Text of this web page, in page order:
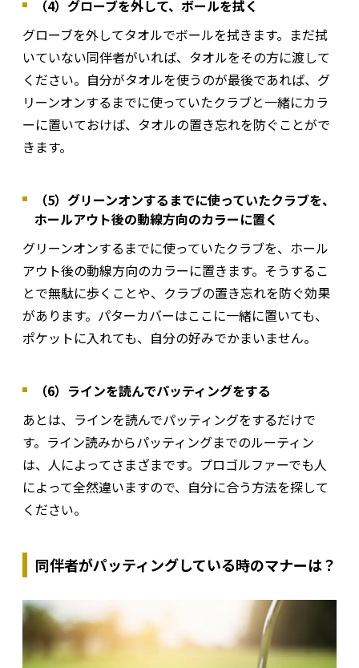
（4）グローブを外して、ボールを拭く
グローブを外してタオルでボールを拭きます。まだ拭
いていない同伴者がいれば、タオルをその方に渡して
ください。自分がタオルを使うのが最後であれば、グ
リーンオンするまでに使っていたクラブと一緒にカラ
ーに置いておけば、タオルの置き忘れを防ぐことがで
きます。
（5）グリーンオンするまでに使っていたクラブを、
ホールアウト後の動線方向のカラーに置く
グリーンオンするまでに使っていたクラブを、ホール
アウト後の動線方向のカラーに置きます。そうするこ
とで無駄に歩くことや、クラブの置き忘れを防ぐ効果
があります。パターカバーはここに一緒に置いても、
ポケットに入れても、自分の好みでかまいません。
（6）ラインを読んでパッティングをする
あとは、ラインを読んでパッティングをするだけで
す。ライン読みからパッティングまでのルーティン
は、人によってさまざまです。プロゴルファーでも人
によって全然違いますので、自分に合う方法を探して
ください。
同伴者がパッティングしている時のマナーは？